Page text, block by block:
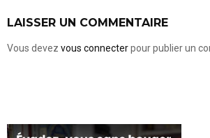
LAISSER UN COMMENTAIRE
Vous devez vous connecterpour publier un